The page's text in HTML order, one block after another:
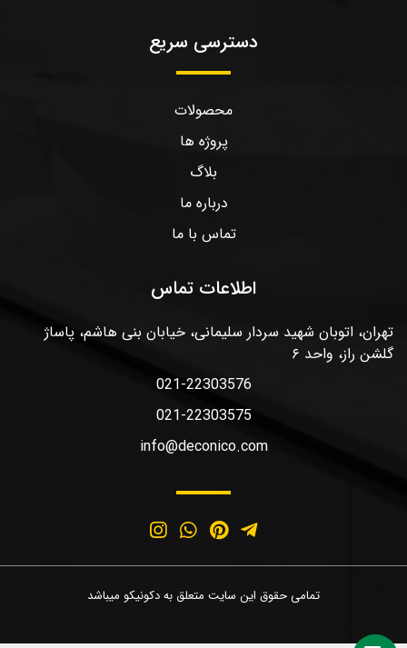
دسترسی سریع
محصولات
پروژه ها
بلاگ
درباره ما
تماس با ما
اطلاعات تماس
تهران، اتوبان شهید سردار سلیمانی، خیابان بنی هاشم، پاساژ
گلشن راز، واحد ۶
021-22303576
021-22303575
info@deconico.com
تمامی حقوق این سایت متعلق به دکونیکو میباشد